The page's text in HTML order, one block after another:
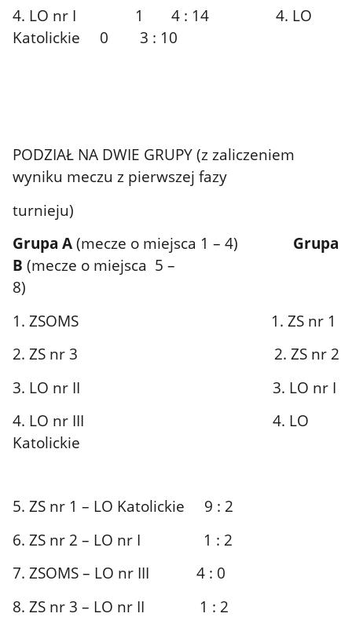
4. LO nr I 1 4 : 14 4. LO
Katolickie 0 3 : 10
PODZIAŁ NA DWIE GRUPY (z zaliczeniem
wyniku meczu z pierwszej fazy
turnieju)
Grupa A(mecze o miejsca 1 – 4) Grupa
B (mecze o miejsca 5 –
8)
1. ZSOMS 1. ZS nr 1
2. ZS nr 3 2. ZS nr 2
3. LO nr II 3. LO nr I
4. LO nr III 4. LO
Katolickie
5. ZS nr 1 – LO Katolickie 9 : 2
6. ZS nr 2 – LO nr I 1 : 2
7. ZSOMS – LO nr III 4 : 0
8. ZS nr 3 – LO nr II 1 : 2